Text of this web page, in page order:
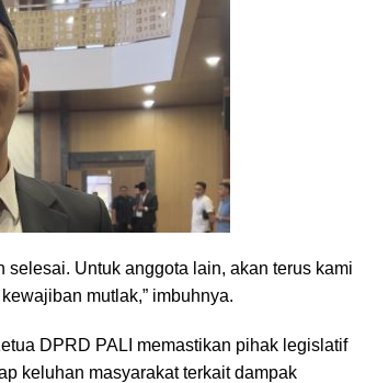
selesai. Untuk anggota lain, akan terus kami
mutlak,” imbuhnya.
DPRD PALI memastikan pihak legislatif
keluhan masyarakat terkait dampak